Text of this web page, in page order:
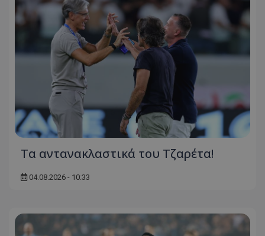
Τα αντανακλαστικά του Τζαρέτα!
04.08.2026 - 10:33